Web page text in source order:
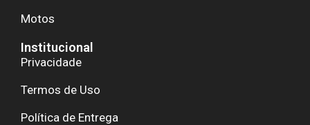
Motos
Institucional
Privacidade
Termos de Uso
Política de Entrega